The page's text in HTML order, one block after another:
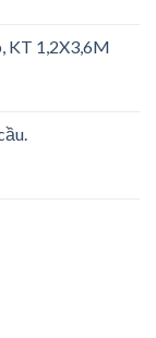
KT 1,2X3,6M